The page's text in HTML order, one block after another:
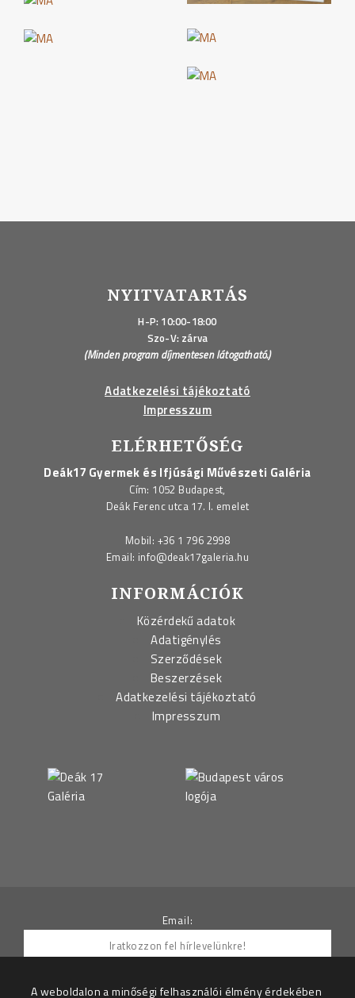
NYITVATARTÁS
H-P: 10:00-18:00
Szo-V: zárva
(Minden program díjmentesen látogatható.)
Adatkezelési tájékoztató
Impresszum
ELÉRHETŐSÉG
Deák17 Gyermek és Ifjúsági Művészeti Galéria
Cím: 1052 Budapest,
Deák Ferenc utca 17. I. emelet
Mobil: +36 1 796 2998
Email: info@deak17galeria.hu
INFORMÁCIÓK
Közérdekű adatok
Adatigénylés
Szerződések
Beszerzések
Adatkezelési tájékoztató
Impresszum
Email:
A weboldalon a minőségi felhasználói élmény érdekében